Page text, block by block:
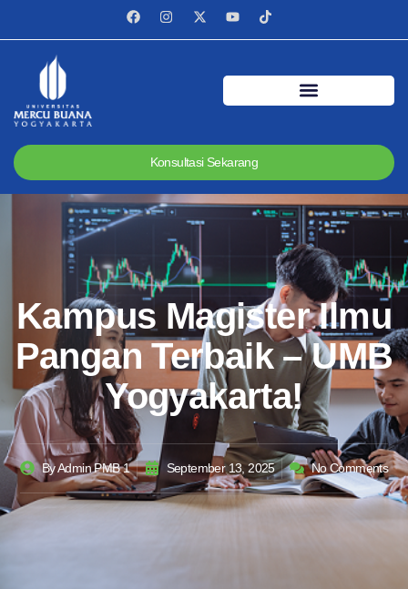
Konsultasi Sekarang
Kampus Magister Ilmu
Pangan Terbaik – UMB
Yogyakarta!
ByAdmin PMB 1 September 13, 2025 No Comments